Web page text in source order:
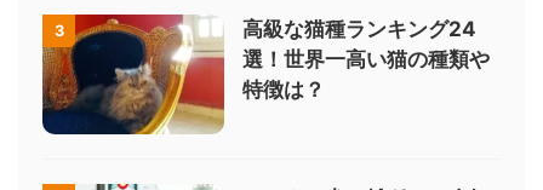
3
高級な猫種ランキング24
選！世界一高い猫の種類や
特徴は？